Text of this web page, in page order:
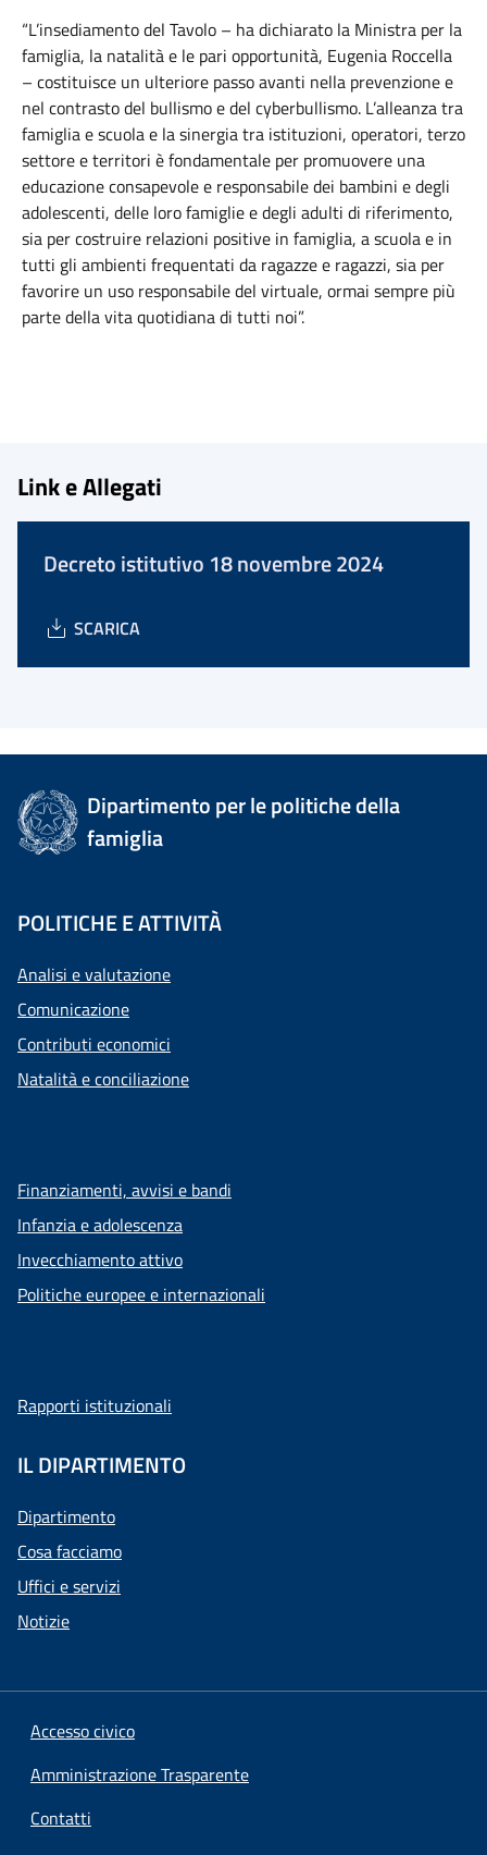
“L’insediamento del Tavolo – ha dichiarato la Ministra per la
famiglia, la natalità e le pari opportunità, Eugenia Roccella
– costituisce un ulteriore passo avanti nella prevenzione e
nel contrasto del bullismo e del cyberbullismo. L’alleanza tra
famiglia e scuola e la sinergia tra istituzioni, operatori, terzo
settore e territori è fondamentale per promuovere una
educazione consapevole e responsabile dei bambini e degli
adolescenti, delle loro famiglie e degli adulti di riferimento,
sia per costruire relazioni positive in famiglia, a scuola e in
tutti gli ambienti frequentati da ragazze e ragazzi, sia per
favorire un uso responsabile del virtuale, ormai sempre più
parte della vita quotidiana di tutti noi”.
Link e Allegati
Decreto istitutivo 18 novembre 2024
SCARICA
Dipartimento per le politiche della
famiglia
POLITICHE E ATTIVITÀ
Analisi e valutazione
Comunicazione
Contributi economici
Natalità e conciliazione
Finanziamenti, avvisi e bandi
Infanzia e adolescenza
Invecchiamento attivo
Politiche europee e internazionali
Rapporti istituzionali
IL DIPARTIMENTO
Dipartimento
Cosa facciamo
Uffici e servizi
Notizie
Accesso civico
Amministrazione Trasparente
Contatti